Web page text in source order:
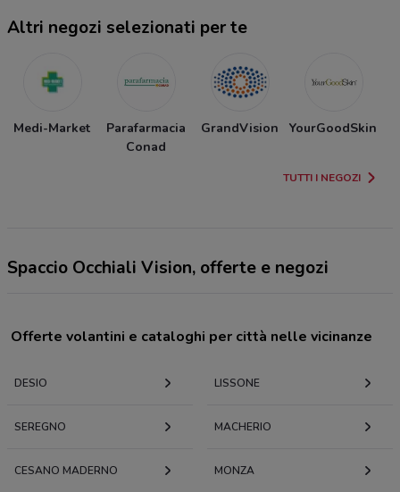
Altri negozi selezionati per te
Medi-Market
Parafarmacia
Conad
GrandVision YourGoodSkin
TUTTI I NEGOZI
Spaccio Occhiali Vision, offerte e negozi
Offerte volantini e cataloghi per città nelle vicinanze
DESIO LISSONE
SEREGNO MACHERIO
CESANO MADERNO MONZA